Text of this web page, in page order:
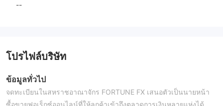
--
โปรไฟล์บริษัท
ข้อมูลทั่วไป
จดทะเบียนในสหราชอาณาจักร FORTUNE FX เสนอตัวเป็นนายหน้า
ซื้อขายฟอเร็กซ์ออนไลน์ที่ให้ลูกค้าเข้าถึงตลาดการเงินหลายแห่งได้